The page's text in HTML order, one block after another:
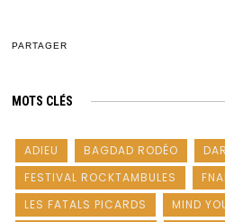
PARTAGER
MOTS CLÉS
ADIEU BAGDAD RODÉO
FESTIVAL ROCKTAMBULES
LES FATALS PICARDS
MIND